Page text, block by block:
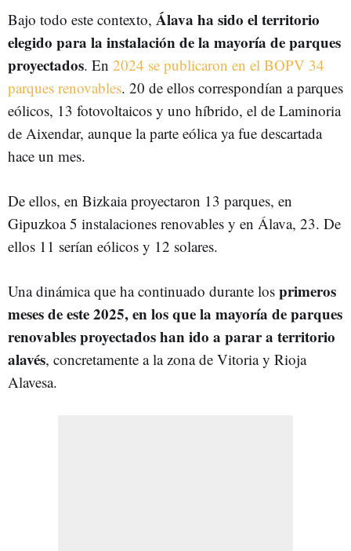
Bajo todo este contexto, Álava ha sido el territorio
elegido para la instalación de la mayoría de parques
proyectados. En 2024 se publicaron en el BOPV 34
parques renovables. 20 de ellos correspondían a parques
eólicos, 13 fotovoltaicos y uno híbrido, el de Laminoria
de Aixendar, aunque la parte eólica ya fue descartada
hace un mes.
De ellos, en Bizkaia proyectaron 13 parques, en
Gipuzkoa 5 instalaciones renovables y en Álava, 23. De
ellos 11 serían eólicos y 12 solares.
Una dinámica que ha continuado durante los primeros
meses de este 2025, en los que la mayoría de parques
renovables proyectados han ido a parar a territorio
alavés, concretamente a la zona de Vitoria y Rioja
Alavesa.